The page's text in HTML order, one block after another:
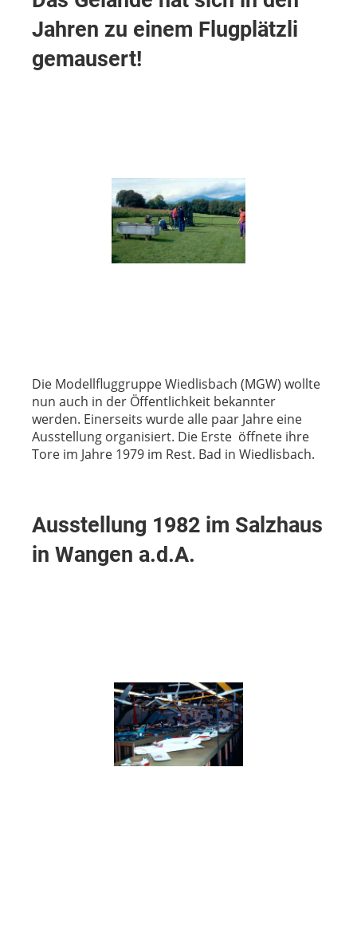
Jahren zu einem Flugplätzli
gemausert!
Die Modellfluggruppe Wiedlisbach (MGW) wollte
nun auch in der Öffentlichkeit bekannter
werden. Einerseits wurde alle paar Jahre eine
Ausstellung organisiert. Die Erste öffnete ihre
Tore im Jahre 1979 im Rest. Bad in Wiedlisbach.
Ausstellung 1982 im Salzhaus
in Wangen a.d.A.